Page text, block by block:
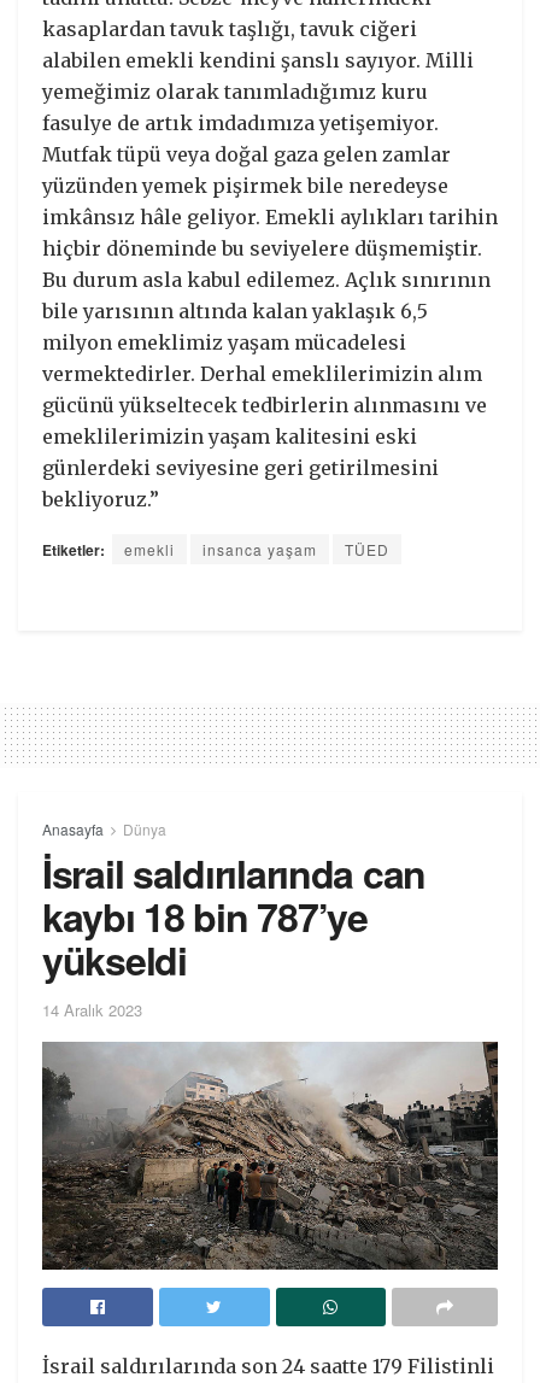
kasaplardan tavuk taşlığı, tavuk ciğeri
alabilen emekli kendini şanslı sayıyor. Milli
yemeğimiz olarak tanımladığımız kuru
fasulye de artık imdadımıza yetişemiyor.
Mutfak tüpü veya doğal gaza gelen zamlar
yüzünden yemek pişirmek bile neredeyse
imkânsız hâle geliyor. Emekli aylıkları tarihin
hiçbir döneminde bu seviyelere düşmemiştir.
Bu durum asla kabul edilemez. Açlık sınırının
bile yarısının altında kalan yaklaşık 6,5
milyon emeklimiz yaşam mücadelesi
vermektedirler. Derhal emeklilerimizin alım
gücünü yükseltecek tedbirlerin alınmasını ve
emeklilerimizin yaşam kalitesini eski
günlerdeki seviyesine geri getirilmesini
bekliyoruz.”
Etiketler: emekli insanca yaşam TÜED
Anasayfa Dünya
İsrail saldırılarında can
kaybı 18 bin 787’ye
yükseldi
14 Aralık 2023
İsrail saldırılarında son 24 saatte 179 Filistinli